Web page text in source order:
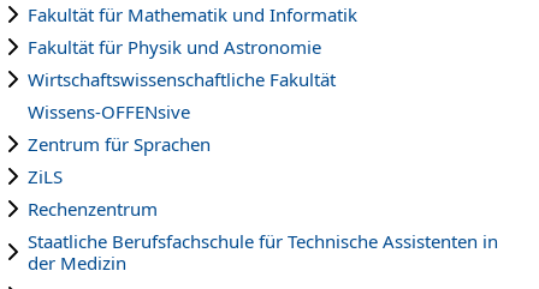
Fakultät für Mathematik und Informatik
Fakultät für Physik und Astronomie
Wirtschaftswissenschaftliche Fakultät
Wissens-OFFENsive
Zentrum für Sprachen
ZiLS
Rechenzentrum
Staatliche Berufsfachschule für Technische Assistenten in
der Medizin